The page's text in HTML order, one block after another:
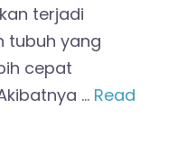
terjadi
tubuh yang
cepat
… Read